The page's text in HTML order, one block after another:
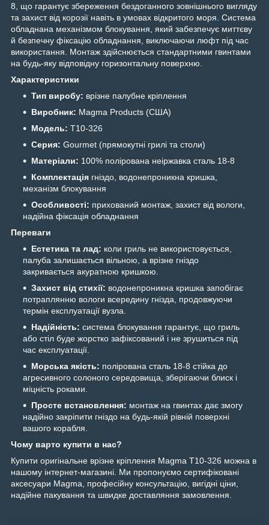
8, що гарантує збереження бездоганного зовнішнього вигляду
та захист від корозії навіть в умовах відкритого моря. Система
обладнана механізмом блокування, який забезпечує миттєву
й безпечну фіксацію обладнання, виключаючи люфт під час
використання. Монтаж здійснюється стандартними гвинтами
на будь-яку відповідну горизонтальну поверхню.
Характеристики
Тип виробу: врізне палубне кріплення
Виробник: Magma Products (США)
Модель: T10-326
Серия: Gourmet (прямокутні грилі та столи)
Матеріали: 100% полірована неіржавка сталь 18-8
Комплектація гніздо, водонепроникна кришка,
механізм блокування
Особливості: прихований монтаж, захист від вологи,
надійна фіксація обладнання
Переваги
Естетика та лад: коли гриль не використовується,
палуба залишається вільною, а врізне гніздо
закривається акуратною кришкою.
Захист від стихії: водонепроникна кришка запобігає
потраплянню вологи всередину гнізда, продовжуючи
термін експлуатації вузла.
Надійність: система блокування гарантує, що гриль
або стіл буде жорстко зафіксований і не зрушиться під
час експлуатації.
Морська якість: полірована сталь 18-8 стійка до
агресивного солоного середовища, зберігаючи блиск і
міцність роками.
Просте встановлення: монтаж на гвинтах дає змогу
надійно закріпити гніздо на будь-якій рівній поверхні
вашого корабля.
Чому варто купити в нас?
Купити оригінальне врізне кріплення Magma T10-326 можна в
нашому інтернет-магазині. Ми пропонуємо сертифіковані
аксесуари Magma, професійну консультацію, вигідні ціни,
надійне пакування та швидке доставляння замовлення.